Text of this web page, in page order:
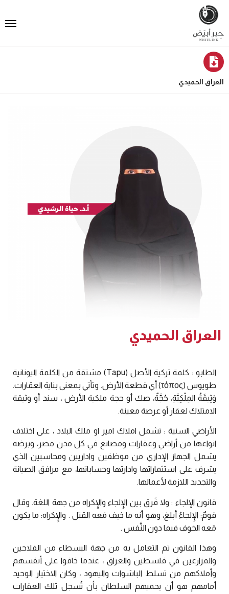
العراق الحميدي
العراق الحميدي
الطابو : كلمة تركية الأصل (Tapu) مشتقة من الكلمة اليونانية
طوپوس (τόπος) أي قطعة الأرض. وتأتي بمعنى بناية العقارات.
وَثِيقَةُ المِلْكِيَّةِ، حُجَّةٌ، صك أو حجة ملكية الأرض ، سند أو وثيقة
الامتلاك لعقار أو عرصة معينة.
الأراضي السنية : تشمل املاك امير او ملك البلاد ، على اختلاف
انواعها من أراضي وعقارات ومصانع في كل مدن مصر، وبرضه
يشمل الجهاز الإداري من موظفين واداريين ومحاسبين الذي
يشرف على استثماراتها وادارتها وحساباتها، مع مرافق الصيانة
والتجديد اللازمة لأعمالها.
قانون الإلجاء : ولا فَرق بين الِإلجاء والِإكراه من جهة اللغة. وقال
قومٌ: الِإلجاءُ أبلغ، وهو أنه ما خيف مَعه القتل . والإِكراه: ما يكون
مَعه الخوف فيما دون النَّفس .
وهذا القانون تم التعامل به من جهة البسطاء من الفلاحين
والمزارعين في فلسطين والعراق ، عندما خافوا على أنفسهم
وأملاكهم من تسلط الباشوات واليهود ، وكان الاختيار الوحيد
أمامهم هو أن يحميهم السلطان بأن تُسجل تلك العقارات